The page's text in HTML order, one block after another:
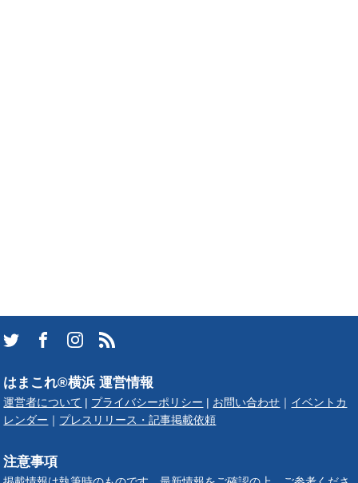
はまこれ®横浜 運営情報
運営者について プライバシーポリシー お問い合わせ
イベントカ
レンダー
プレスリリース・記事掲載依頼
注意事項